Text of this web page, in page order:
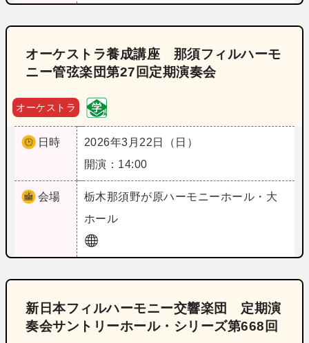
オーケストラ養成講座 那須フィルハーモ
ニー管弦楽団第27回定期演奏会
オーケストラ
日時
2026年3月22日（日）
開演：14:00
会場 栃木那須野が原ハーモニーホール・大
ホール
新日本フィルハーモニー交響楽団 定期演
奏会サントリーホール・シリーズ第668回